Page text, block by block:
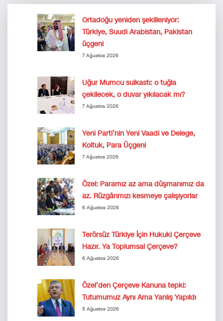
Ortadoğu yeniden şekilleniyor:
Türkiye, Suudi Arabistan, Pakistan
üçgeni
7 Ağustos 2026
Uğur Mumcu suikastı: o tuğla
çekilecek, o duvar yıkılacak mı?
7 Ağustos 2026
Yeni Parti’nin Yeni Vaadi ve Delege,
Koltuk, Para Üçgeni
7 Ağustos 2026
Özel: Paramız az ama düşmanımız da
az. Rüzgârımızı kesmeye çalışıyorlar
6 Ağustos 2026
Terörsüz Türkiye İçin Hukuki Çerçeve
Hazır. Ya Toplumsal Çerçeve?
6 Ağustos 2026
Özel’den Çerçeve Kanuna tepki:
Tutumumuz Aynı Ama Yanlış Yapıldı
5 Ağustos 2026